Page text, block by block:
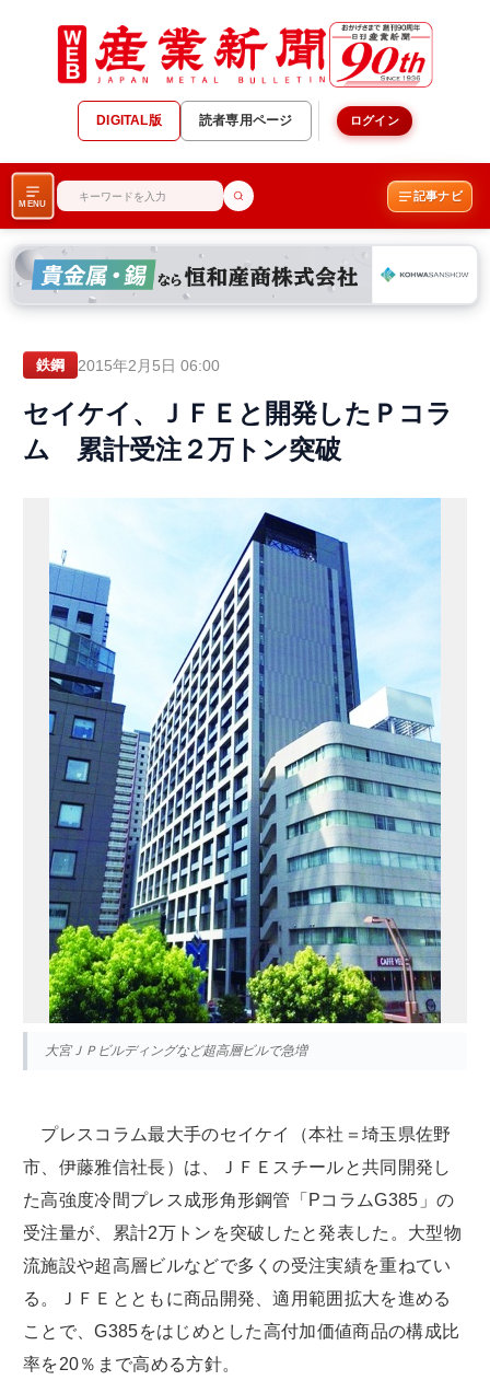
DIGITAL版 読者専用ページ ログイン
MENU
記事ナビ
鉄鋼 2015年2月5日 06:00
セイケイ、ＪＦＥと開発したＰコラ
ム 累計受注２万トン突破
大宮ＪＰビルディングなど超高層ビルで急増
プレスコラム最大手のセイケイ（本社＝埼玉県佐野
市、伊藤雅信社長）は、ＪＦＥスチールと共同開発し
た高強度冷間プレス成形角形鋼管「PコラムG385」の
受注量が、累計2万トンを突破したと発表した。大型物
流施設や超高層ビルなどで多くの受注実績を重ねてい
る。ＪＦＥとともに商品開発、適用範囲拡大を進める
ことで、G385をはじめとした高付加価値商品の構成比
率を20％まで高める方針。